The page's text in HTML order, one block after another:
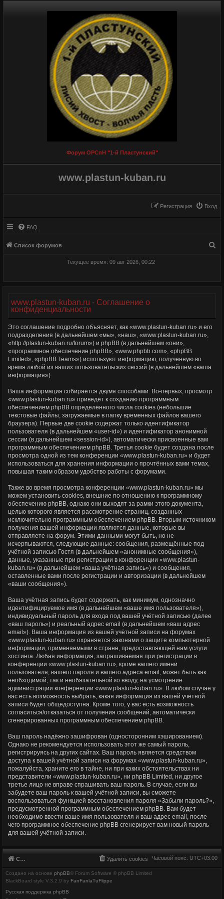
Форум ОРСпН "1-й Пластунский"
www.plastun-kuban.ru
Вход
Регистрация
FAQ
Список форумов
Текущее время: 09 авг 2026, 00:22
www.plastun-kuban.ru - Соглашение о
конфиденциальности
Это соглашение подробно объясняет, как «www.plastun-kuban.ru» и его
подразделения (в дальнейшем «мы», «наш», «www.plastun-kuban.ru»,
«http://plastun-kuban.ru/forum») и phpBB (в дальнейшем «они»,
«программное обеспечение phpBB», «www.phpbb.com», «phpBB
Limited», «phpBB Teams») используют информацию, полученную во
время любой из ваших пользовательских сессий (в дальнейшем «ваша
информация»).
Ваша информация собирается двумя способами. Во-первых, просмотр
«www.plastun-kuban.ru» приведёт к созданию программным
обеспечением phpBB определённого числа cookies (небольшие
текстовые файлы, загружаемые в папку временных файлов вашего
браузера). Первые две cookie содержат только идентификатор
пользователя (в дальнейшем «user-id») и идентификатор анонимной
сессии (в дальнейшем «session-id»), автоматически присвоенные вам
программным обеспечением phpBB. Третья cookie будет создана после
просмотра одной из тем конференции «www.plastun-kuban.ru» и будет
использоваться для хранения информации о прочтённых вами темах,
повышая таким образом удобство работы с форумами.
Также во время просмотра конференции «www.plastun-kuban.ru» мы
можем установить cookies, внешние по отношению к программному
обеспечению phpBB, однако они выходят за рамки этого документа,
целью которого является рассмотрение страниц, созданных
исключительно программным обеспечением phpBB. Вторым источником
получения вашей информации являются данные, которые вы
отправляете на форум. Этими данными могут быть, но не
исчерпываются, следующие данные: сообщения, размещённые под
учётной записью Гостя (в дальнейшем «анонимные сообщения»),
данные, указанные при регистрации в конференции «www.plastun-
kuban.ru» (в дальнейшем «ваша учётная запись») и сообщения,
оставленные вами после регистрации и авторизации (в дальнейшем
«ваши сообщения»).
Ваша учётная запись будет содержать, как минимум, однозначно
идентифицируемое имя (в дальнейшем «ваше имя пользователя»),
индивидуальный пароль для входа под вашей учётной записью (далее
«ваш пароль») и реальный адрес email (в дальнейшем «ваш адрес
email»). Ваша информация из вашей учётной записи на форумах
«www.plastun-kuban.ru» охраняется законами о защите компьютерной
информации, применяемыми в стране, предоставляющей нам услуги
хостинга. Любая информация, запрашиваемая при регистрации в
конференции «www.plastun-kuban.ru», кроме вашего имени
пользователя, вашего пароля и вашего адреса email, может быть как
необходимой, так и необязательной ко вводу, на усмотрение
администрации конференции «www.plastun-kuban.ru». В любом случае у
вас есть возможность выбрать, какая информация из вашей учётной
записи будет общедоступна. Кроме того, у вас есть возможность
согласиться/отказаться от получения сообщений, автоматически
сгенерированных программным обеспечением phpBB.
Ваш пароль надёжно зашифрован (односторонним хэшированием).
Однако не рекомендуется использовать этот же самый пароль,
регистрируясь на других сайтах. Ваш пароль является средством
доступа к вашей учётной записи на форумах «www.plastun-kuban.ru»,
пожалуйста, храните его в тайне, ни при каких обстоятельствах ни
представители «www.plastun-kuban.ru», ни phpBB Limited, ни другое
третье лицо не вправе спрашивать ваш пароль. В случае, если вы
забудете ваш пароль к вашей учётной записи, вы сможете
воспользоваться функцией восстановления пароля «Забыли пароль?»,
предусмотренной программным обеспечением phpBB. Вам будет
необходимо ввести ваше имя пользователя и ваш адрес email, после
чего программное обеспечение phpBB сгенерирует вам новый пароль
для вашей учётной записи.
Список форумов Часовой пояс: UTC+03:00
Удалить cookies
Создано на основе phpBB® Forum Software © phpBB Limited
BlackBoard style V.3.2.9 by FanFanlaTuFlippe
Русская поддержка phpBB